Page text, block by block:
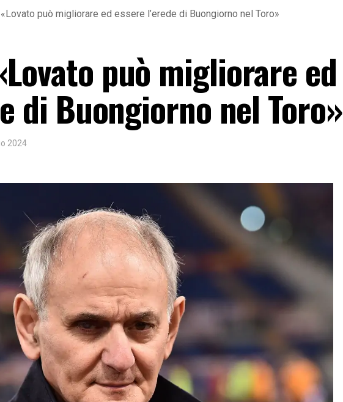
può migliorare ed essere l’erede di Buongiorno nel Toro»
può migliorare ed
di Buongiorno nel Toro»
2024